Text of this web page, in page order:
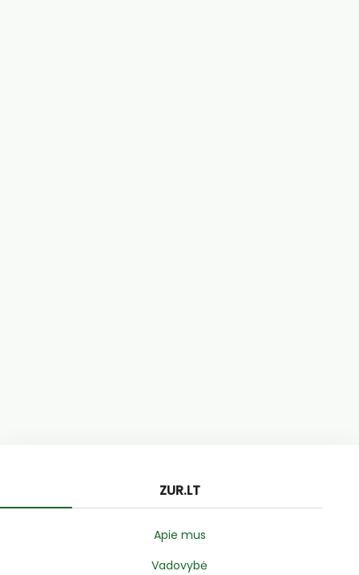
ZUR.LT
Apie mus
Vadovybė